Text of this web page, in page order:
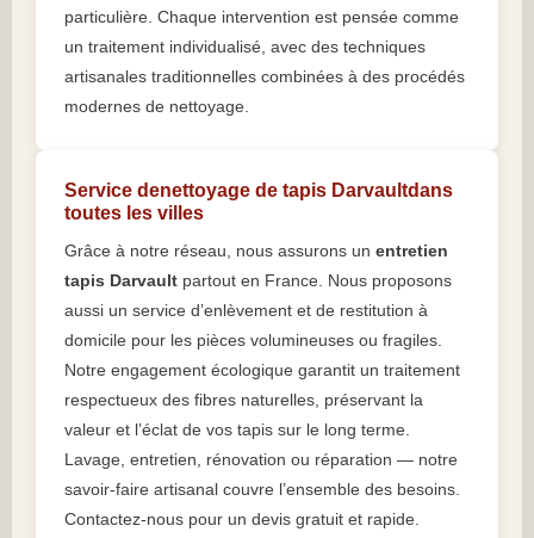
particulière. Chaque intervention est pensée comme
un traitement individualisé, avec des techniques
artisanales traditionnelles combinées à des procédés
modernes de nettoyage.
Service denettoyage de tapis Darvaultdans
toutes les villes
Grâce à notre réseau, nous assurons un entretien
tapis Darvault partout en France. Nous proposons
aussi un service d’enlèvement et de restitution à
domicile pour les pièces volumineuses ou fragiles.
Notre engagement écologique garantit un traitement
respectueux des fibres naturelles, préservant la
valeur et l’éclat de vos tapis sur le long terme.
Lavage, entretien, rénovation ou réparation — notre
savoir-faire artisanal couvre l’ensemble des besoins.
Contactez-nous pour un devis gratuit et rapide.